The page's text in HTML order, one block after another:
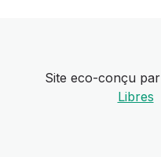
Site eco-conçu par
Libres